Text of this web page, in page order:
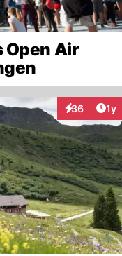
Open Air
36 1y